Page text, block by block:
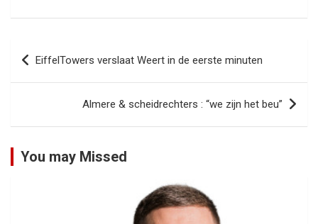
Bericht
navigatie
EiffelTowers verslaat Weert in de eerste minuten
Almere & scheidrechters : “we zijn het beu”
You may Missed